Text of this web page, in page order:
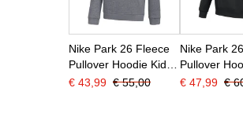
Nike Park 26 Fleece
Pullover Hoodie Kids
Donkergrijs Wit
€ 43,99 € 55,00
Nike Park
Pullover
Wit
€ 47,99 €